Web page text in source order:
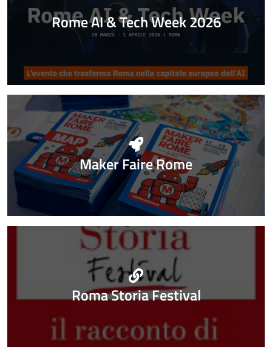
Rome AI & Tech Week 2026
Maker Faire Rome
Roma Storia Festival